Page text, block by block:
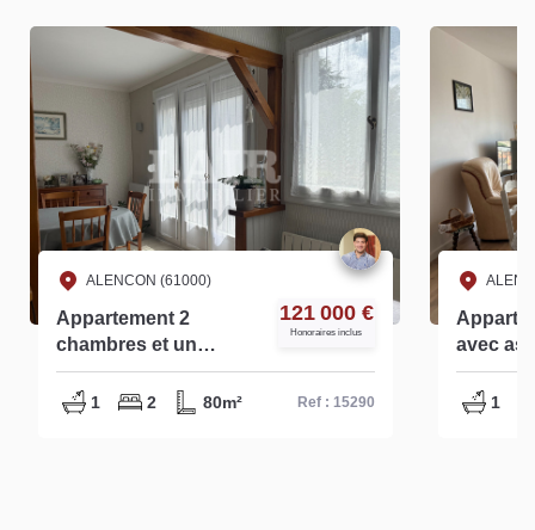
ALENCON (61000)
Appartement 2
chambres et un
garage faibles
charges de
121 000 €
Honoraires inclus
1 2 80m² Ref : 15290
avec
Alençon
1